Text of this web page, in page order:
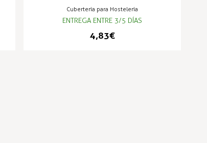
Cubertería para Hostelería
ENTREGA ENTRE 3/5 DÍAS
4,83 €